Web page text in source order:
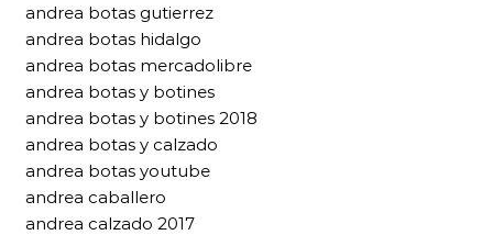
andrea botas gutierrez
andrea botas hidalgo
andrea botas mercadolibre
andrea botas y botines
andrea botas y botines 2018
andrea botas y calzado
andrea botas youtube
andrea caballero
andrea calzado 2017